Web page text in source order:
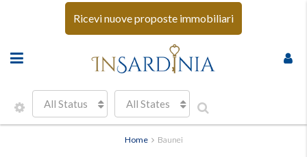
Ricevi nuove proposte immobiliari
All Status All States
Home Baunei